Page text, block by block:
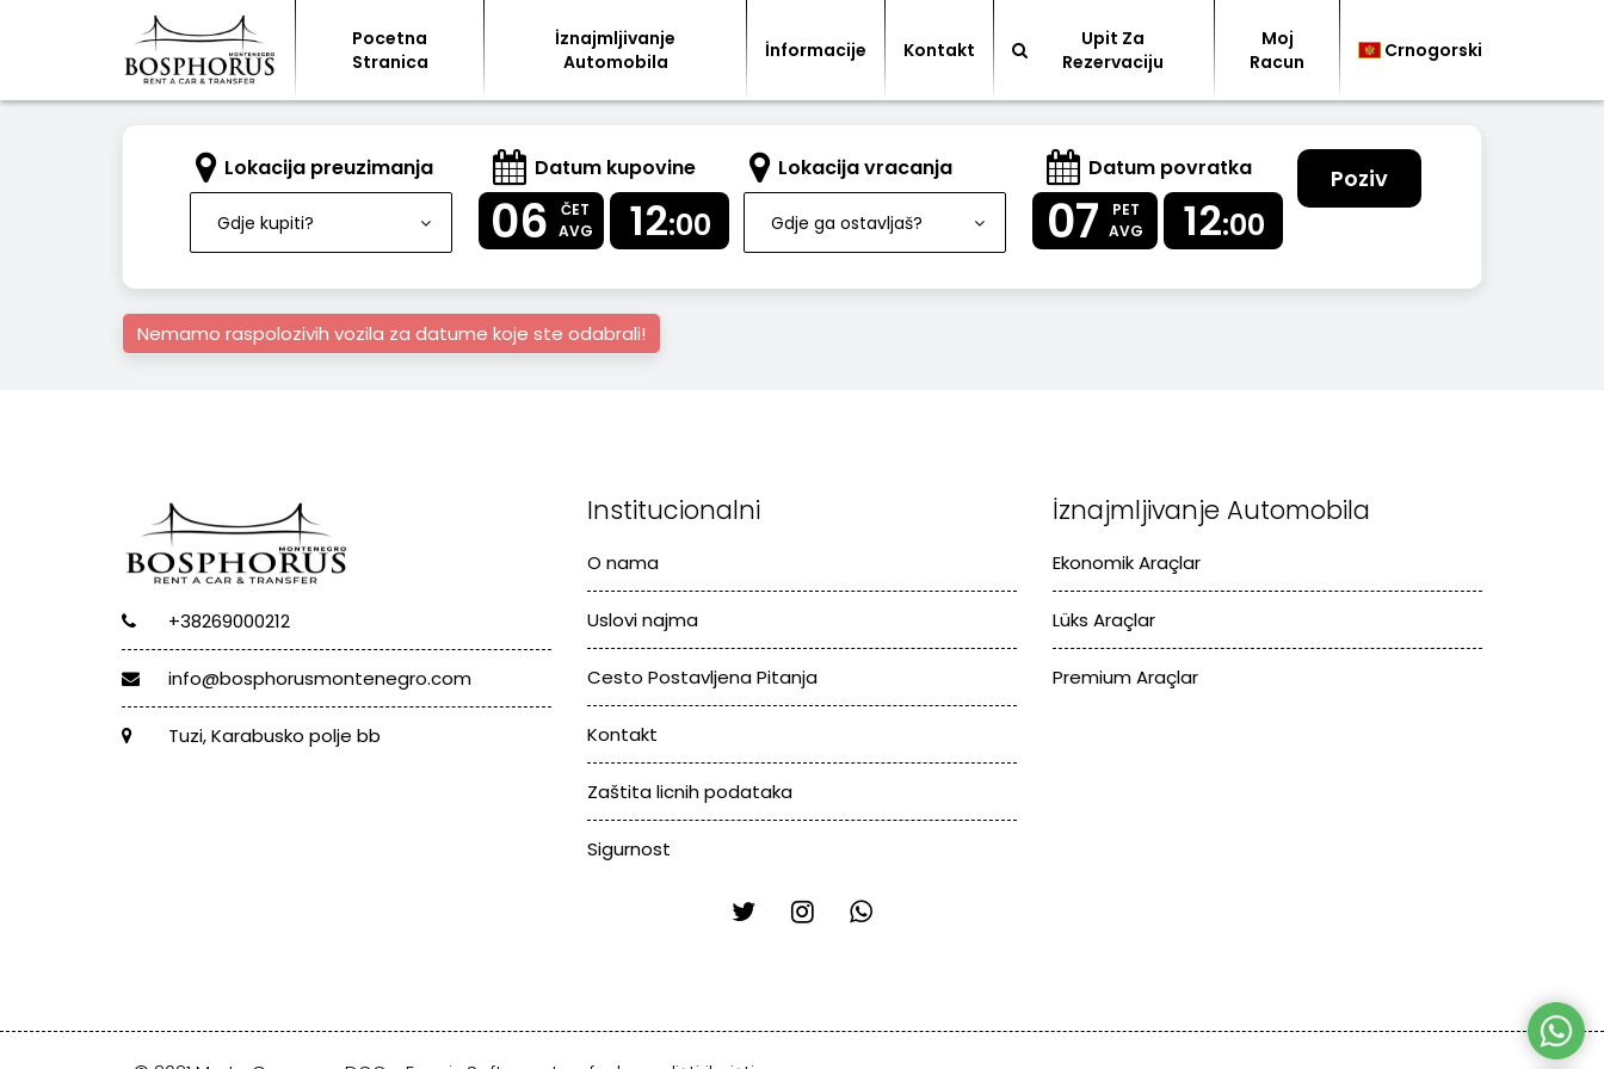
Pocetna
Stranica
İznajmljivanje
Automobila
İnformacije Kontakt
Upit Za
Rezervaciju
Moj
Racun
Crnogorski
Lokacija preuzimanja
Gdje kupiti?
Datum kupovine
06
ČET
AVG
12:00
Lokacija vracanja
Gdje ga ostavljaš?
Datum povratka
07
PET
AVG
12:00
Poziv
Nemamo raspolozivih vozila za datume koje ste odabrali!
+38269000212
info@bosphorusmontenegro.com
Tuzi, Karabusko polje bb
Institucionalni
O nama
Uslovi najma
Cesto Postavljena Pitanja
Kontakt
Zaštita licnih podataka
Sigurnost
İznajmljivanje Automobila
Ekonomik Araçlar
Lüks Araçlar
Premium Araçlar